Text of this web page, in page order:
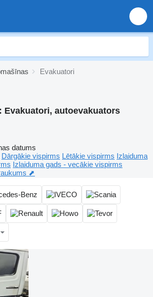
Evakuatori
Evakuatori, autoevakuators
datums
Dārgākie vispirms Lētākie vispirms Izlaiduma
Izlaiduma gads - vecākie vispirms
⬈